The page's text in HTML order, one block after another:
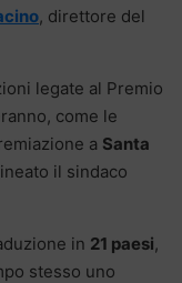
, direttore del
legate al Premio
come le
a Santa
il sindaco
in 21 paesi,
stesso uno